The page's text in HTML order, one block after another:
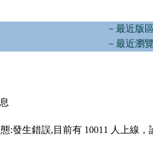
－最近版
－最近瀏
:發生錯誤,目前有 10011 人上線